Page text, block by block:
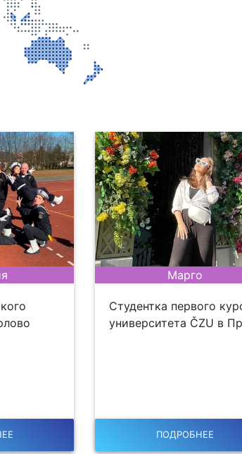
Марго
Студентка первого
университета ČZU в
ПОДРОБНЕЕ